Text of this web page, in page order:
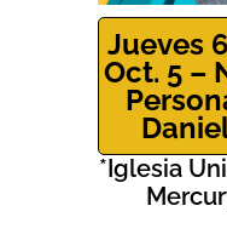
Jueves
Oct. 5 –
*Iglesia